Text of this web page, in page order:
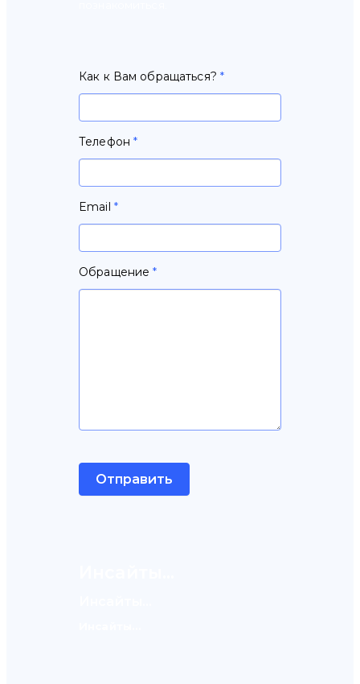
Контактная
форма
Как к Вам обращаться? *
Телефон*
Email *
Обращение*
Отправить